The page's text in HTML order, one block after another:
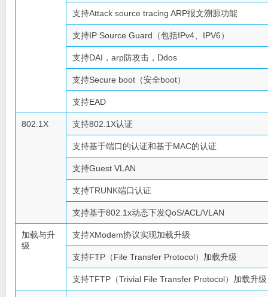
支持Attack source tracing ARP报文溯源功能
支持IP Source Guard（包括IPv4、IPV6）
支持DAI，arp防攻击，Ddos
支持Secure boot（安全boot）
支持EAD
802.1X 支持802.1X认证
支持基于端口的认证和基于MAC的认证
支持Guest VLAN
支持TRUNK端口认证
支持基于802.1x动态下发QoS/ACL/VLAN
加载与升
级
支持XModem协议实现加载升级
支持FTP（File Transfer Protocol）加载升级
支持TFTP（Trivial File Transfer Protocol）加载升级